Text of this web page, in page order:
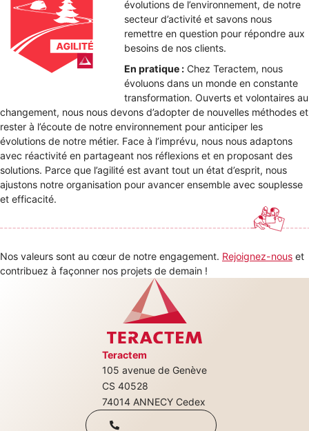
évolutions de l’environnement, de notre
secteur d’activité et savons nous
remettre en question pour répondre aux
besoins de nos clients.
En pratique : Chez Teractem, nous
évoluons dans un monde en constante
transformation. Ouverts et volontaires au
changement, nous nous devons d’adopter de nouvelles méthodes et
rester à l’écoute de notre environnement pour anticiper les
évolutions de notre métier. Face à l’imprévu, nous nous adaptons
avec réactivité en partageant nos réflexions et en proposant des
solutions. Parce que l’agilité est avant tout un état d’esprit, nous
ajustons notre organisation pour avancer ensemble avec souplesse
et efficacité.
Nos valeurs sont au cœur de notre engagement. Rejoignez-nous et
contribuez à façonner nos projets de demain !
Teractem
105 avenue de Genève
CS 40528
74014 ANNECY Cedex
+33(0)4 50 08